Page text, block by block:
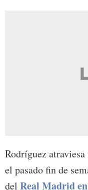
Rodríguez
el pasado fin de
del Real Madrid